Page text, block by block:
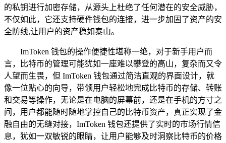
的私钥进行加密存储，从源头上杜绝了任何潜在的安全威胁，
不仅如此，它还支持硬件钱包的连接，进一步加固了资产的安
全防线,让用户的资产稳如泰山。
ImToken 钱包的操作便捷性堪称一绝，对于新手用户而
言，比特币的管理可能犹如一座难以攀登的高山，复杂而又令
人望而生畏，但 ImToken 钱包通过简洁直观的界面设计，就
像一位贴心的向导，带领用户轻松地完成比特币的存储、转账
和交易等操作，无论是在电脑的屏幕前，还是在手机的方寸之
间，用户都能随时随地掌控自己的比特币资产，真正实现了金
融自由的无缝对接，ImToken 钱包还提供了实时的市场行情信
息，犹如一双敏锐的眼睛，让用户能够及时洞察比特币的价格